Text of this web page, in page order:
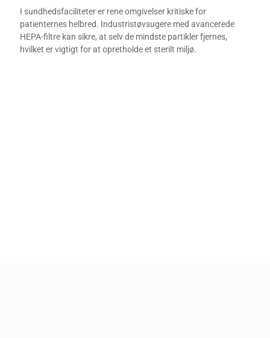
I sundhedsfaciliteter er rene omgivelser kritiske for
patienternes helbred. Industristøvsugere med avancerede
HEPA-filtre kan sikre, at selv de mindste partikler fjernes,
hvilket er vigtigt for at opretholde et sterilt miljø.